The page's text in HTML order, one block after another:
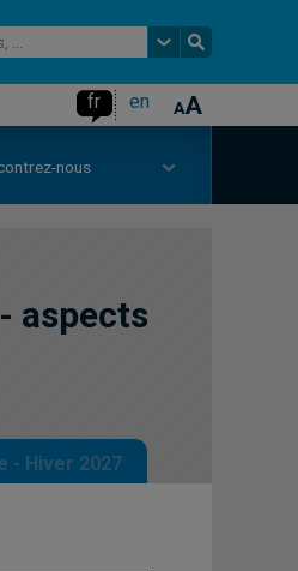
fr en
nous
aspects
- Hiver 2027